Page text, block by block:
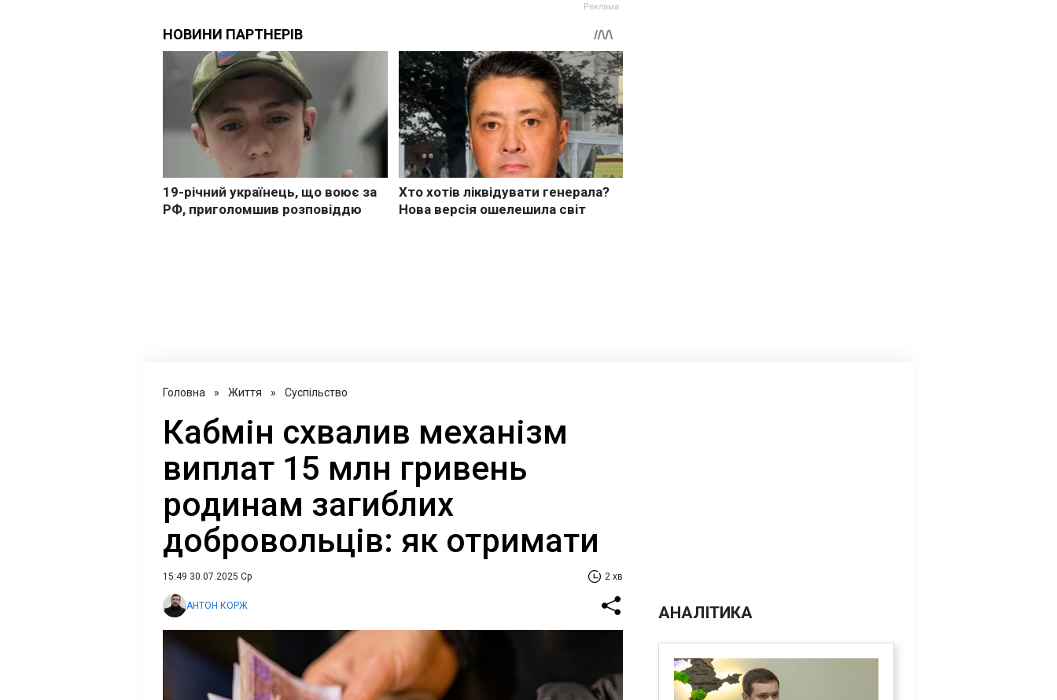
Головна » Життя » Суспільство
Кабмін схвалив механізм
виплат 15 млн гривень
родинам загиблих
добровольців: як отримати
15:49 30.07.2025 Ср 2 хв
АНТОН КОРЖ АНАЛІТИКА